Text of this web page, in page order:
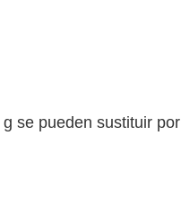
se pueden sustituir por